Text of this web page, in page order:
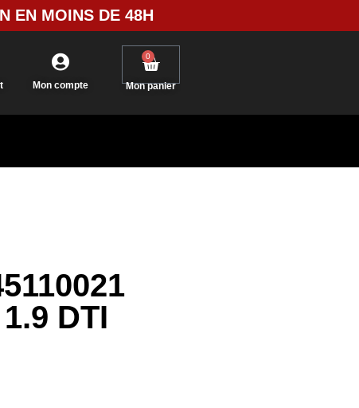
EN MOINS DE 48H
Mon compte
0
Mon panier
DTI